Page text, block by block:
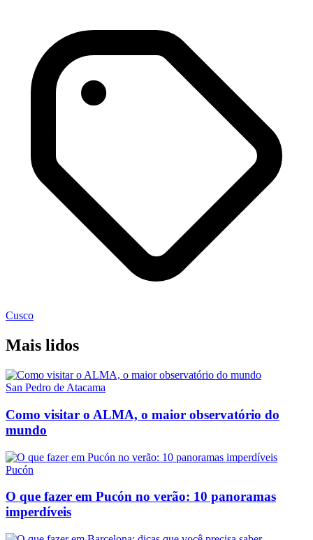
Cusco
Mais lidos
San Pedro de Atacama
Como visitar o ALMA, o maior observatório do
mundo
Pucón
O que fazer em Pucón no verão: 10 panoramas
imperdíveis